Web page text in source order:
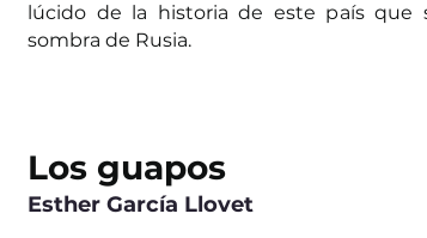
lúcido de la historia de este país que
sombra de Rusia.
Los guapos
Esther García Llovet